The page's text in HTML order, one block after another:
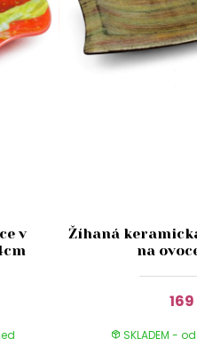
v
Žíhaná
na
SKLADEM -